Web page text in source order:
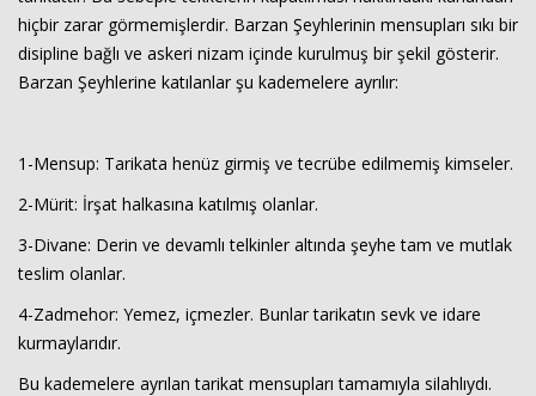
hiçbir zarar görmemişlerdir. Barzan Şeyhlerinin mensupları sıkı bir
disipline bağlı ve askeri nizam içinde kurulmuş bir şekil gösterir.
Barzan Şeyhlerine katılanlar şu kademelere ayrılır:
1-Mensup: Tarikata henüz girmiş ve tecrübe edilmemiş kimseler.
2-Mürit: İrşat halkasına katılmış olanlar.
3-Divane: Derin ve devamlı telkinler altında şeyhe tam ve mutlak
teslim olanlar.
4-Zadmehor: Yemez, içmezler. Bunlar tarikatın sevk ve idare
kurmaylarıdır.
Bu kademelere ayrılan tarikat mensupları tamamıyla silahlıydı.